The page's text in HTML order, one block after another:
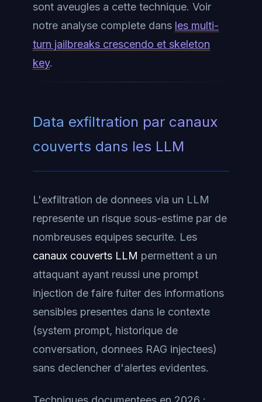
sont aveugles a cette technique. Voir
notre analyse complete dans les multi-
turn jailbreaks crescendo et skeleton
key.
Data exfiltration par canaux
couverts dans les LLM
L'exfiltration de donnees via un LLM
represente un risque sous-estime par de
nombreuses equipes securite. Les
canaux couverts LLM permettent a un
attaquant ayant reussi une prompt
injection de faire fuiter des informations
sensibles presentes dans le contexte
(system prompt, historique de
conversation, donnees RAG injectees)
sans declencher d'alertes evidentes.